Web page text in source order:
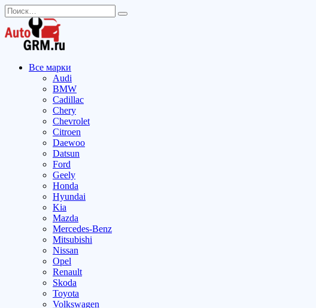
Перейти
к
содержанию
Search
for:
Все марки
Audi
BMW
Cadillac
Chery
Chevrolet
Citroen
Daewoo
Datsun
Ford
Geely
Honda
Hyundai
Kia
Mazda
Mercedes-Benz
Mitsubishi
Nissan
Opel
Renault
Skoda
Toyota
Volkswagen